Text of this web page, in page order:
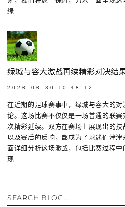
绿...
绿城与容大激战再续精彩对决结
2026-06-30 10:48:12
在近期的足球赛事中，绿城与容大的
论。这场比赛不仅仅是一场普通的联
次精彩延续。双方在赛场上展现出的技
以及赛后的反响，都成为了球迷们津
面详细分析这场激战，包括比赛过程
现...
SEARCH BLOG...